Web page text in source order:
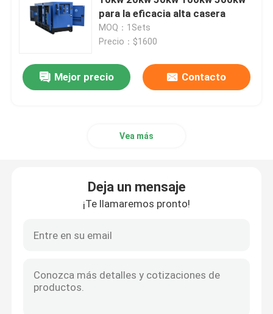
Generador diesel de Yangdong
Generador diesel de YUCHAI
Generador diesel de SDEC
para la eficacia alta casera
MOQ：1Sets
Precio：$1600
Mejor precio Contacto
Vea más
Deja un mensaje
¡Te llamaremos pronto!